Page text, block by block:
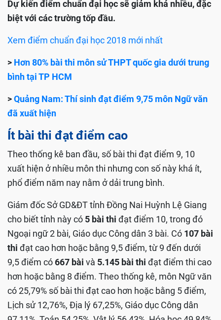
Dự kiến điểm chuẩn đại học sẽ giảm khá nhiều, đặc
biệt với các trường tốp đầu.
Xem điểm chuẩn đại học 2018 mới nhất
> Hơn 80% bài thi môn sử THPT quốc gia dưới trung
bình tại TP HCM
>Quảng Nam: Thí sinh đạt điểm 9,75 môn Ngữ văn
đã xuất hiện
Ít bài thi đạt điểm cao
Theo thống kê ban đầu, số bài thi đạt điểm 9, 10
xuất hiện ở nhiều môn thi nhưng con số này khá ít,
phổ điểm năm nay nằm ở dải trung bình.
Giám đốc Sở GD&ĐT tỉnh Đồng Nai Huỳnh Lệ Giang
cho biết tỉnh này có 5 bài thi đạt điểm 10, trong đó
Ngoại ngữ 2 bài, Giáo dục Công dân 3 bài. Có 107 bài
thi đạt cao hơn hoặc bằng 9,5 điểm, từ 9 đến dưới
9,5 điểm có667 bài và 5.145 bài thi đạt điểm thi cao
hơn hoặc bằng 8 điểm. Theo thống kê, môn Ngữ văn
có 25,79% số bài thi đạt cao hơn hoặc bằng 5 điểm,
Lịch sử 12,76%, Địa lý 67,25%, Giáo dục Công dân